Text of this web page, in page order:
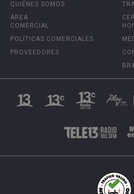
QUIÉNES SOMOS
ÁREA
COMERCIAL
POLÍTICAS COMERCIALES
PROVEEDORES